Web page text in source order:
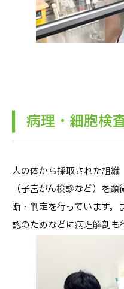
病理・細胞検
人の体から採取された組
（子宮がん検診など）を
断・判定を行っています
認のためなどに病理解剖も